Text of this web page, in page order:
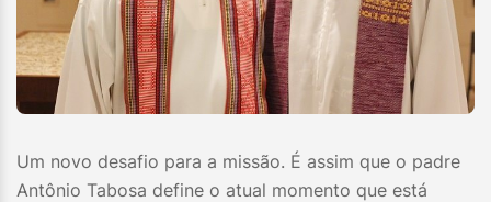
Um novo desafio para a missão. É assim que o padre
Antônio Tabosa define o atual momento que está